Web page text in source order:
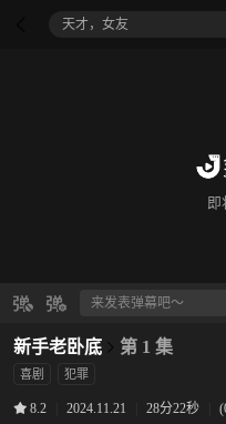
天才，女友
即
新手老卧底 第 1 集
喜剧 犯罪
8.2 2024.11.21 28分22秒